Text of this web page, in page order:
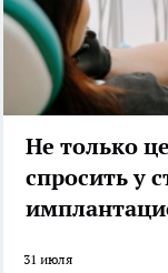
Не только
спросить у
31 июля